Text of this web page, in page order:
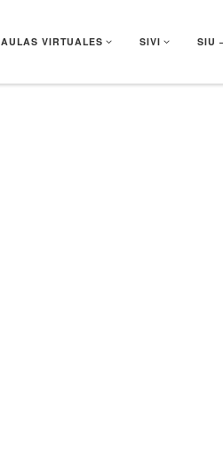
AULAS VIRTUALES SIVI SIU